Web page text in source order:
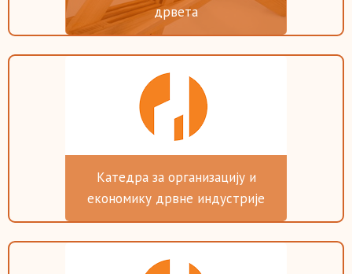
дрвета
Катедра за организацију и
економику дрвне индустрије